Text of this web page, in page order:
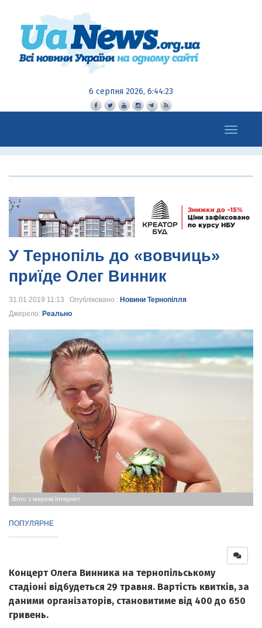
6 серпня 2026, 6:44:24
Toggle
navigation
У Тернопіль до «вовчиць»
приїде Олег Винник
31.01.2019 11:13 Опубліковано : Новини Тернопілля
Джерело: Реально
Фото з мережі Інтернет
ПОПУЛЯРНЕ
Концерт Олега Винника на тернопільському
стадіоні відбудеться 29 травня. Вартість квитків, за
даними організаторів, становитиме від 400 до 650
гривень.